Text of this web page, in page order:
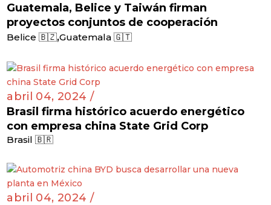
Guatemala, Belice y Taiwán firman
proyectos conjuntos de cooperación
Belice 🇧🇿,Guatemala 🇬🇹
abril 04, 2024 /
Brasil firma histórico acuerdo energético
con empresa china State Grid Corp
Brasil 🇧🇷
abril 04, 2024 /